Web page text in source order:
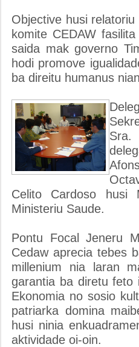
Objective husi
komite CEDAW
saida mak governo
hodi promove
ba direitu humanus
Celito Cardoso husi
Ministeriu Saude.
Pontu Focal Jeneru
Cedaw aprecia tebes
millenium nia laran
garantia ba diretu feto
Ekonomia no sosio
patriarka domina
husi ninia
aktividade oi-oin.